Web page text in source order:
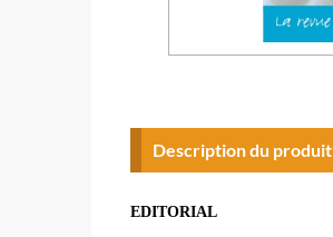
Description du produit
EDITORIAL